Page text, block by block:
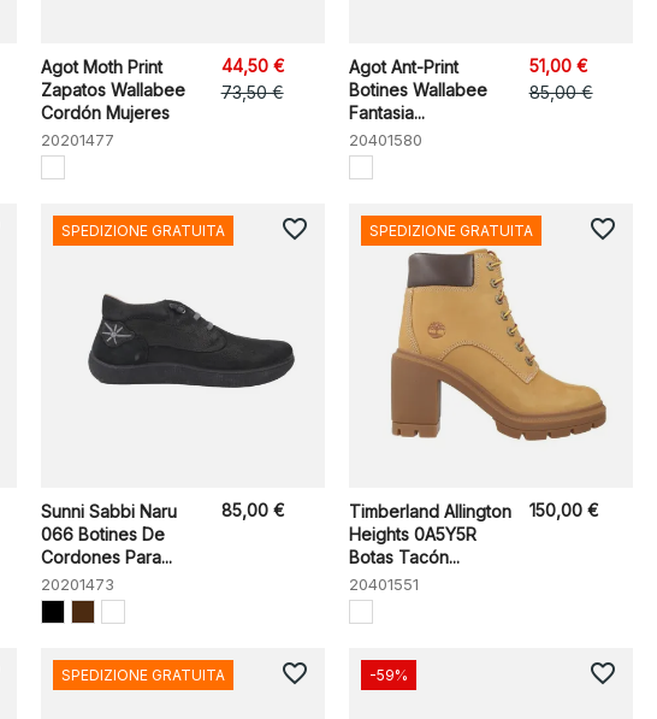
Agot Moth Print
Zapatos Wallabee
Cordón Mujeres
20201477
44,50 €
73,50 €
Agot Ant-Print
Botines Wallabee
Fantasia...
20401580
51,00 €
85,00 €
Sunni Sabbi Naru
066 Botines De
Cordones Para...
20201473
85,00 €
SPEDIZIONE GRATUITA favorite_border
Timberland Allington
Heights 0A5Y5R
Botas Tacón...
20401551
150,00 €
SPEDIZIONE GRATUITA favorite_border
SPEDIZIONE GRATUITA favorite_border -59% favorite_border